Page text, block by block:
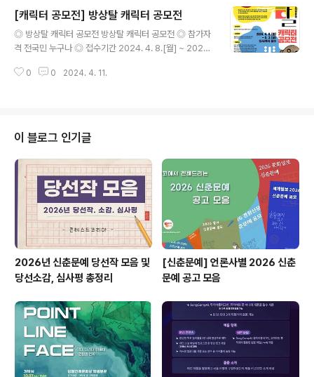
[캐릭터 공모전] 방상탈 캐릭터 공모전
◎ 방상탈 캐릭터 공모전 방상탈 캐릭터 공모전 ◎ 참가자
격 전국민 누구나 ◎ 접수기간 2024. 4. 8.[월] ~ 2024.
의미를 담은 캐릭터 - 친근하고 현대적 트렌드를 반영한 방
420] JPEG를 포함한 PDF 형식으로 제출 ※ 수상작에 한
해 AI[300dpi] 제출[레이어 분리, 아웃라인 필수] - 제출
시, 파일 제목은 "성명 혹은 팀명_핸드폰뒷번호 4자리"로
※예) 홍길동_1234 ◎ 제출방법 - 이메일 제출[gac033
@naver.com] - 이..
0 0 2024. 4. 11.
이 블로그 인기글
2026년 신춘문예 당선작 모음 및
당선소감, 심사평 총정리
[신춘문예] 언론사별 2026 신춘
문예 공고 모음